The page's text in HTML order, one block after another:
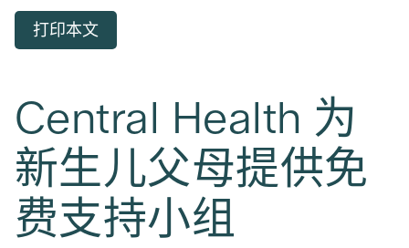
打印本文
Central Health 为
新生儿父母提供免
费支持小组